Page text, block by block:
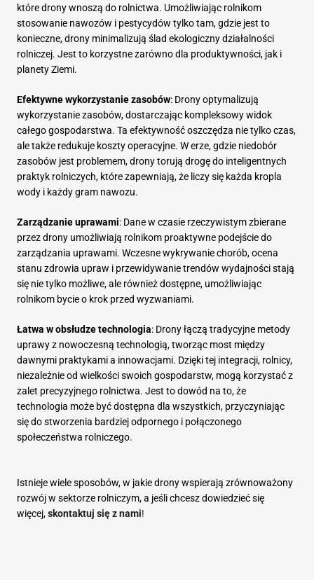
które drony wnoszą do rolnictwa. Umożliwiając rolnikom
stosowanie nawozów i pestycydów tylko tam, gdzie jest to
konieczne, drony minimalizują ślad ekologiczny działalności
rolniczej. Jest to korzystne zarówno dla produktywności, jak i
planety Ziemi.
Efektywne wykorzystanie zasobów: Drony optymalizują
wykorzystanie zasobów, dostarczając kompleksowy widok
całego gospodarstwa. Ta efektywność oszczędza nie tylko czas,
ale także redukuje koszty operacyjne. W erze, gdzie niedobór
zasobów jest problemem, drony torują drogę do inteligentnych
praktyk rolniczych, które zapewniają, że liczy się każda kropla
wody i każdy gram nawozu.
Zarządzanie uprawami: Dane w czasie rzeczywistym zbierane
przez drony umożliwiają rolnikom proaktywne podejście do
zarządzania uprawami. Wczesne wykrywanie chorób, ocena
stanu zdrowia upraw i przewidywanie trendów wydajności stają
się nie tylko możliwe, ale również dostępne, umożliwiając
rolnikom bycie o krok przed wyzwaniami.
Łatwa w obsłudze technologia: Drony łączą tradycyjne metody
uprawy z nowoczesną technologią, tworząc most między
dawnymi praktykami a innowacjami. Dzięki tej integracji, rolnicy,
niezależnie od wielkości swoich gospodarstw, mogą korzystać z
zalet precyzyjnego rolnictwa. Jest to dowód na to, że
technologia może być dostępna dla wszystkich, przyczyniając
się do stworzenia bardziej odpornego i połączonego
społeczeństwa rolniczego.
Istnieje wiele sposobów, w jakie drony wspierają zrównoważony
rozwój w sektorze rolniczym, a jeśli chcesz dowiedzieć się
więcej,skontaktuj się z nami!